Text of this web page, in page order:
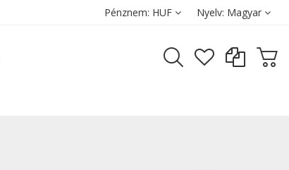
Nyelv: Magyar
Pénznem: HUF